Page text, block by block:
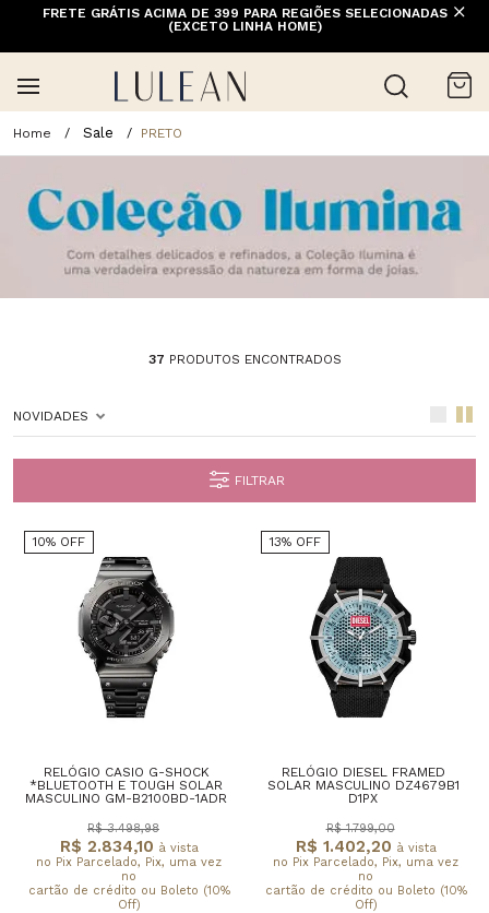
FRETE GRÁTIS ACIMA DE 399 PARA REGIÕES SELECIONADAS
(EXCETO LINHA HOME)
Sale PRETO
37 PRODUTOS ENCONTRADOS
NOVIDADES
FILTRAR
10% OFF
RELÓGIO CASIO G-SHOCK
*BLUETOOTH E TOUGH SOLAR
MASCULINO GM-B2100BD-1ADR
R$ 2.834,10 à vista
no Pix Parcelado, Pix, uma vez
no
cartão de crédito ou Boleto (10%
Off)
R$ 3.498,98
13% OFF
RELÓGIO DIESEL FRAMED
SOLAR MASCULINO DZ4679B1
D1PX
R$ 1.402,20 à vista
no Pix Parcelado, Pix, uma vez
no
cartão de crédito ou Boleto (10%
Off)
R$ 1.799,00